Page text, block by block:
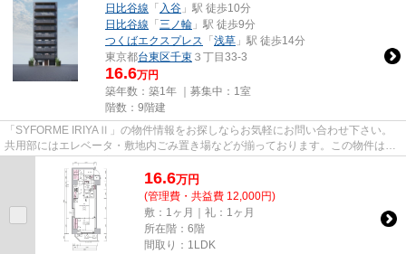
日比谷線 「 入谷 」駅 徒歩10分
日比谷線 「 三ノ輪 」駅 徒歩9分
つくばエクスプレス 「 浅草 」駅 徒歩14分
東京都台東区千束 ３丁目33-3
16.6万円
築年数：築1年 ｜募集中： 1室
階数：9階建
「SYFORME IRIYAⅡ」の物件情報をお探しならお気軽にお問い合わせ下さい。
共用部にはエレベータ・敷地内ごみ置き場などが揃っております。この物件は内
観も綺麗で設備も充実した、令和7...
16.6万円
(管理費・共益費 12,000円)
敷：1ヶ月｜礼：1ヶ月
所在階：6階
間取り：1LDK